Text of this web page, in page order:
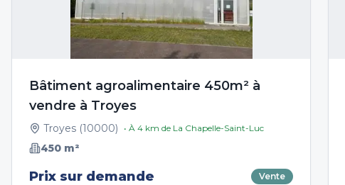
Bâtiment agroalimentaire 450m² à
vendre à Troyes
Troyes (10000) • À 4 km de La Chapelle-Saint-Luc
450 m²
Prix sur demande Vente